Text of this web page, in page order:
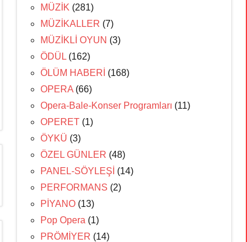
MÜZİK (281)
MÜZİKALLER (7)
MÜZİKLİ OYUN (3)
ÖDÜL (162)
ÖLÜM HABERİ (168)
OPERA (66)
Opera-Bale-Konser Programları (11)
OPERET (1)
ÖYKÜ (3)
ÖZEL GÜNLER (48)
PANEL-SÖYLEŞİ (14)
PERFORMANS (2)
PİYANO (13)
Pop Opera (1)
PRÖMİYER (14)